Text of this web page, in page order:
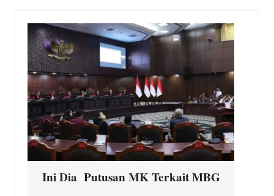
Ini Dia Putusan MK Terkait MBG